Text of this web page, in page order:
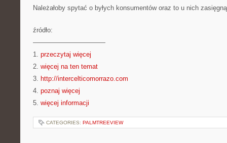
Należałoby spytać o byłych konsumentów oraz to u nich
źródło:
———————————
1. przeczytaj więcej
2. więcej na ten temat
3. http://intercelticomorrazo.com
4. poznaj więcej
5. więcej informacji
CATEGORIES: PALMTREEVIEW